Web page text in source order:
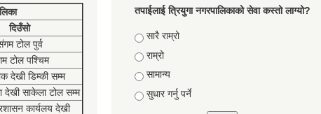
दिउँसो
टोल पुर्व
टोल पश्चिम
देखी डिम्की सम्म
साकेला टोल सम्म
कार्यलय देखी
तपाईलाई त्रियुगा नगरपालिकाको सेवा कस्तो लाग्यो?
Choices
सारै राम्रो
राम्रो
सामान्य
सुधार गर्नु पर्ने